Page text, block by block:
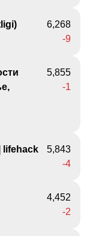
6,268
-9
5,855
-1
lifehack
5,843
-4
4,452
-2